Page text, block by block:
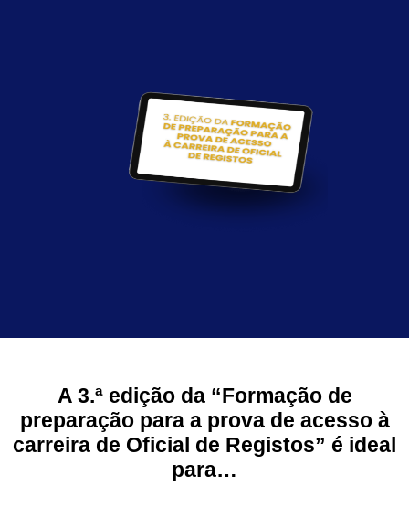
A 3.ª edição da“Formação de
preparação para a prova de acesso à
carreira de Oficial de Registos” é ideal
para…